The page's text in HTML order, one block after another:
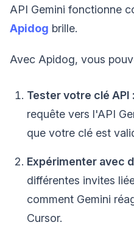
API Gemini fonctionne
Apidog brille.
Avec Apidog, vous
Tester votre clé API :
requête vers l'API
que votre clé est
Expérimenter avec
différentes invites
comment Gemini
Cursor.